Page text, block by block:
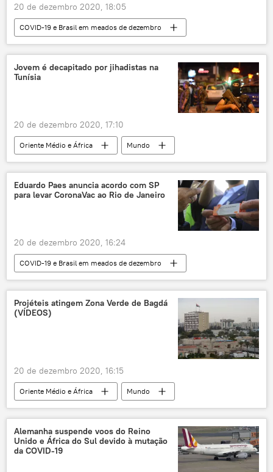
20 de dezembro 2020, 18:05
COVID-19 e Brasil em meados de dezembro
Notícias do Brasil
Notícias
atriz
morte
COVID-19
vírus
família
Rio de Janeiro
Jovem é decapitado por jihadistas na
Tunísia
20 de dezembro 2020, 17:10
Oriente Médio e África
Mundo
Notícias
Tunísia
Tunes
morte
decapitação
terroristas
jihadistas
jovem
decapitado
Eduardo Paes anuncia acordo com SP
para levar CoronaVac ao Rio de Janeiro
20 de dezembro 2020, 16:24
COVID-19 e Brasil em meados de dezembro
Notícias do Brasil
Notícias
Rio de Janeiro
São Paulo
COVID-19
CoronaVac
Projéteis atingem Zona Verde de Bagdá
(VÍDEOS)
20 de dezembro 2020, 16:15
Oriente Médio e África
Mundo
Notícias
Bagdá
foguetes
Katyusha
Zona Verde de Bagdá
projéteis
ataque Iraque
Alemanha suspende voos do Reino
Unido e África do Sul devido à mutação
da COVID-19